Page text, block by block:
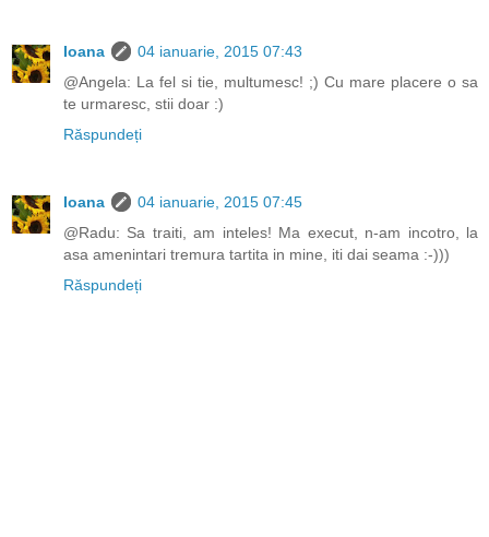
Ioana
04 ianuarie, 2015 07:43
@Angela: La fel si tie, multumesc! ;) Cu mare placere o sa
te urmaresc, stii doar :)
Răspundeți
Ioana
04 ianuarie, 2015 07:45
@Radu: Sa traiti, am inteles! Ma execut, n-am incotro, la
asa amenintari tremura tartita in mine, iti dai seama :-)))
Răspundeți